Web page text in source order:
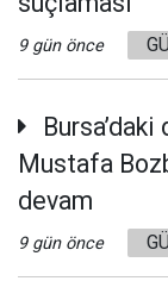
9 gün önce
Mustafa
devam
9 gün önce